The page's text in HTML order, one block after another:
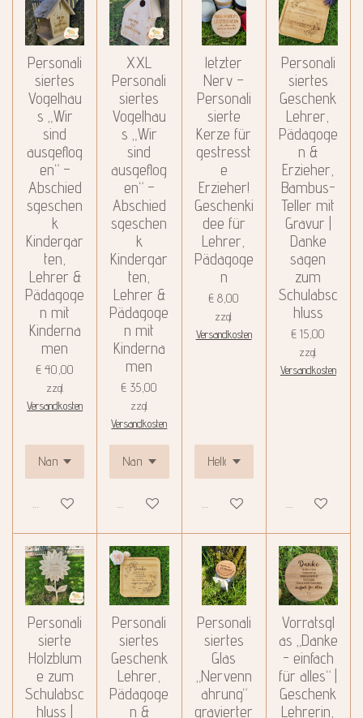
Personali
siertes
Vogelhau
s „Wir
sind
ausgeflog
en“ –
Abschied
sgeschen
k
Kindergar
ten,
Lehrer &
Pädagoge
n mit
Kinderna
men
€ 40,00
zzgl.
Versandkosten
Details anzeigen
XXL
Personali
siertes
Vogelhau
s „Wir
sind
ausgeflog
en“ –
Abschied
sgeschen
k
Kindergar
ten,
Lehrer &
Pädagoge
n mit
Kinderna
men
€ 35,00
zzgl.
Versandkosten
Details anzeigen
letzter
Nerv –
Personali
sierte
Kerze für
gestresst
e
Erzieher!
Geschenki
dee für
Lehrer,
Pädagoge
n
€ 8,00
zzgl.
Versandkosten
Details anzeigen
Personali
siertes
Geschenk
Lehrer,
Pädagoge
n &
Erzieher,
Bambus-
Teller mit
Gravur |
Danke
sagen
zum
Schulabsc
hluss
€ 15,00
zzgl.
Versandkosten
Details anzeigen
Personali
sierte
Holzblum
e zum
Schulabsc
hluss |
Personali
siertes
Geschenk
Lehrer,
Pädagoge
n &
Personali
siertes
Glas
„Nervenn
ahrung“
gravierter
Vorratsgl
as „Danke
- einfach
für alles“ |
Geschenk
Lehrerin,